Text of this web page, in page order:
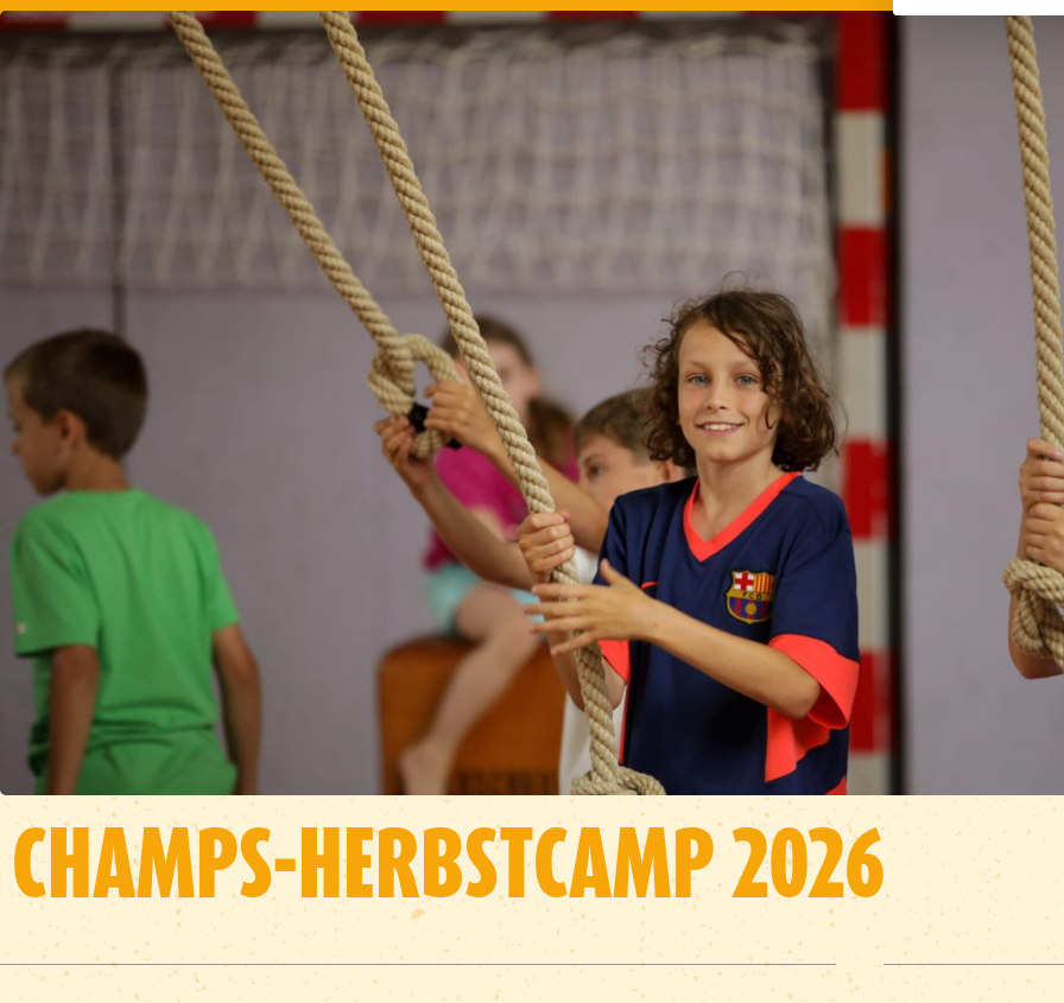
CHAMPS-HERBSTCAMP 2026